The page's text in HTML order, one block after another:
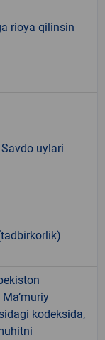
rioya qilinsin
uylari
kodeksida,